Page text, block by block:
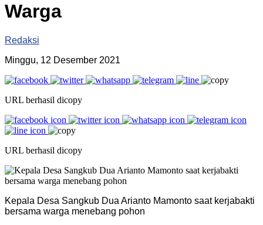
Warga
Redaksi
Minggu, 12 Desember 2021
URL berhasil dicopy
URL berhasil dicopy
Kepala Desa Sangkub Dua Arianto Mamonto saat kerjabakti
bersama warga menebang pohon